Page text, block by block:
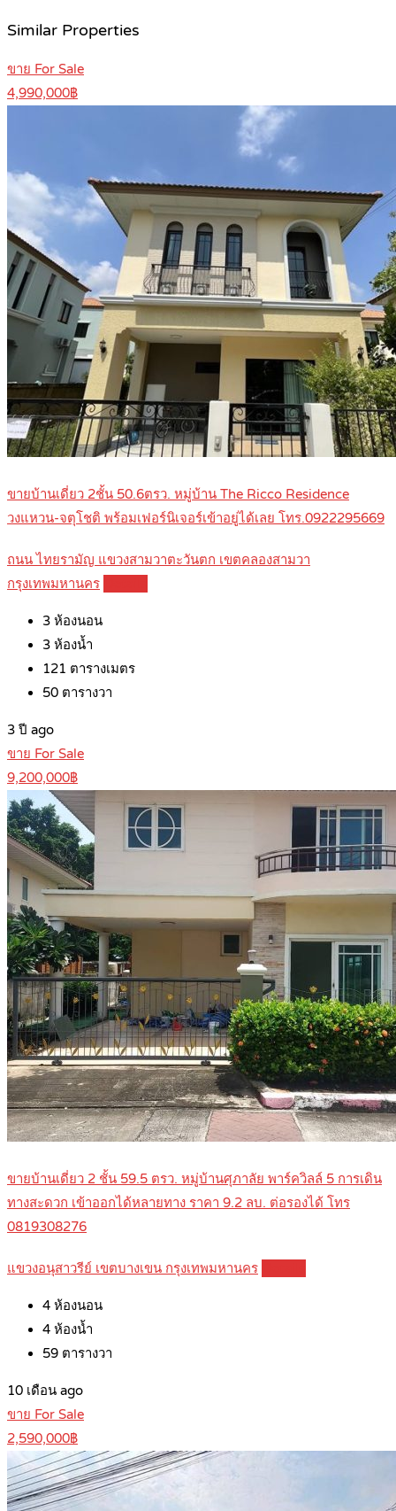
Similar Properties
ขาย For Sale
4,990,000฿
ขายบ้านเดี่ยว 2ชั้น 50.6ตรว. หมู่บ้าน The Ricco Residence
วงแหวน-จตุโชติ พร้อมเฟอร์นิเจอร์เข้าอยู่ได้เลย โทร.0922295669
ถนน ไทยรามัญ แขวงสามวาตะวันตก เขตคลองสามวา
กรุงเทพมหานคร
3 ห้องนอน
3 ห้องน้ำ
121 ตารางเมตร
50 ตารางวา
3 ปี ago
ขาย For Sale
9,200,000฿
ขายบ้านเดี่ยว 2 ชั้น 59.5 ตรว. หมู่บ้านศุภาลัย พาร์ควิลล์ 5 การเดิน
ทางสะดวก เข้าออกได้หลายทาง ราคา 9.2 ลบ. ต่อรองได้ โทร
0819308276
แขวงอนุสาวรีย์ เขตบางเขน กรุงเทพมหานคร
4 ห้องนอน
4 ห้องน้ำ
59 ตารางวา
10 เดือน ago
ขาย For Sale
2,590,000฿